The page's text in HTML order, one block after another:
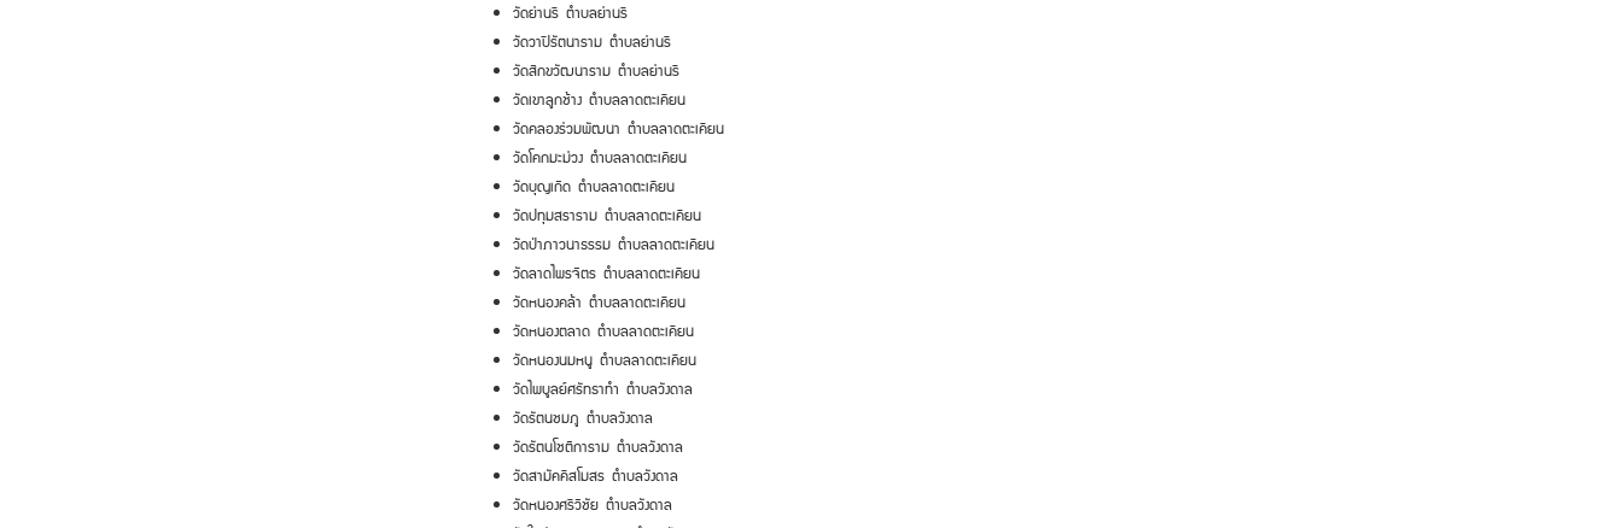
วัดย่านรี ตำบลย่านรี
วัดวาปีรัตนาราม ตำบลย่านรี
วัดสิกขวัฒนาราม ตำบลย่านรี
วัดเขาลูกช้าง ตำบลลาดตะเคียน
วัดคลองร่วมพัฒนา ตำบลลาดตะเคียน
วัดโคกมะม่วง ตำบลลาดตะเคียน
วัดบุญเกิด ตำบลลาดตะเคียน
วัดปทุมสราราม ตำบลลาดตะเคียน
วัดป่าภาวนาธรรม ตำบลลาดตะเคียน
วัดลาดไพรจิตร ตำบลลาดตะเคียน
วัดหนองคล้า ตำบลลาดตะเคียน
วัดหนองตลาด ตำบลลาดตะเคียน
วัดหนองนมหนู ตำบลลาดตะเคียน
วัดไพบูลย์ศรัทธาทำ ตำบลวังดาล
วัดรัตนชมภู ตำบลวังดาล
วัดรัตนโชติการาม ตำบลวังดาล
วัดสามัคคีสโมสร ตำบลวังดาล
วัดหนองศรีวิชัย ตำบลวังดาล